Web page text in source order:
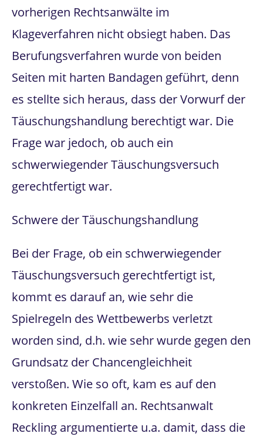
vorherigen Rechtsanwälte im
Klageverfahren nicht obsiegt haben. Das
Berufungsverfahren wurde von beiden
Seiten mit harten Bandagen geführt, denn
es stellte sich heraus, dass der Vorwurf der
Täuschungshandlung berechtigt war. Die
Frage war jedoch, ob auch ein
schwerwiegender Täuschungsversuch
gerechtfertigt war.
Schwere der Täuschungshandlung
Bei der Frage, ob ein schwerwiegender
Täuschungsversuch gerechtfertigt ist,
kommt es darauf an, wie sehr die
Spielregeln des Wettbewerbs verletzt
worden sind, d.h. wie sehr wurde gegen den
Grundsatz der Chancengleichheit
verstoßen. Wie so oft, kam es auf den
konkreten Einzelfall an. Rechtsanwalt
Reckling argumentierte u.a. damit, dass die